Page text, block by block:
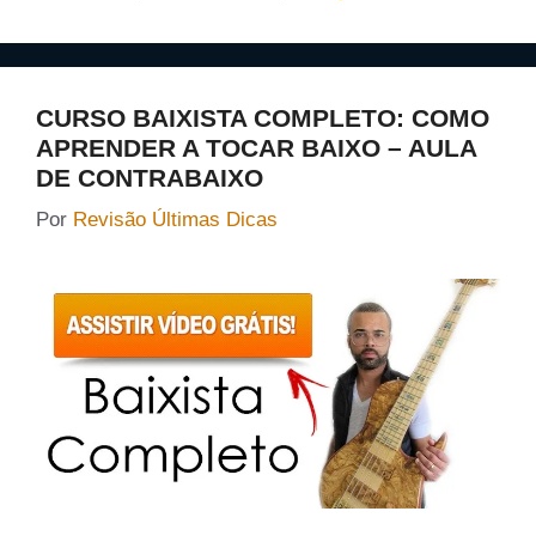
CURSO BAIXISTA COMPLETO: COMO
APRENDER A TOCAR BAIXO – AULA
DE CONTRABAIXO
Por Revisão Últimas Dicas